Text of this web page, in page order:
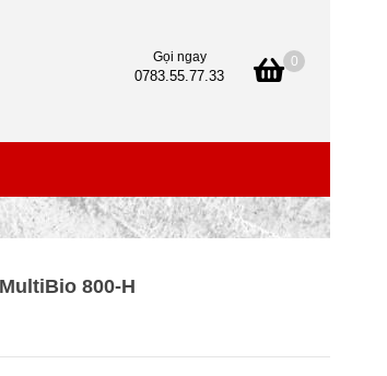
Gọi ngay
0783.55.77.33
0
800-H